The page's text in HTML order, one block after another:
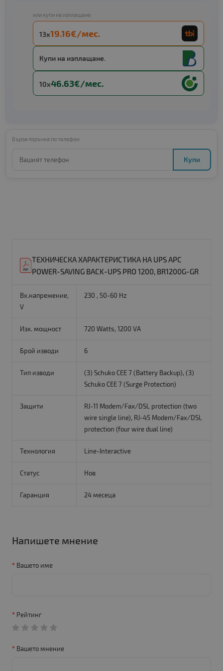
или купи на изплащане:
13x19.16€/мес.
Купи на изплащане.
10x46.63€/мес.
Бърза поръчка по телефон:
Купи
ТЕХНИЧЕСКА ХАРАКТЕРИСТИКА НА UPS APC
POWER-SAVING BACK-UPS PRO 1200, BR1200G-GR
Вх.напрежение,
V
230 , 50-60 Hz
Изх. мощност 720 Watts, 1200 VA
Брой изводи 6
Тип изводи
(3) Schuko CEE 7 (Battery Backup), (3)
Schuko CEE 7 (Surge Protection)
Защити
RJ-11 Modem/Fax/DSL protection (two
wire single line), RJ-45 Modem/Fax/DSL
protection (four wire dual line)
Технология Line-Interactive
Статус Нов
Гаранция 24 месеца
Напишете мнение
Вашето име
Рейтинг
Вашето мнение